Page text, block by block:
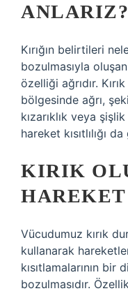
ANLARIZ?
Kırığın belirtileri
bozulmasıyla
özelliği ağrıdır.
bölgesinde ağrı,
kızarıklık veya
hareket kısıtlılığı
KIRIK
Vücudumuz kırık
kullanarak
kısıtlamalarının bir
bozulmasıdır.